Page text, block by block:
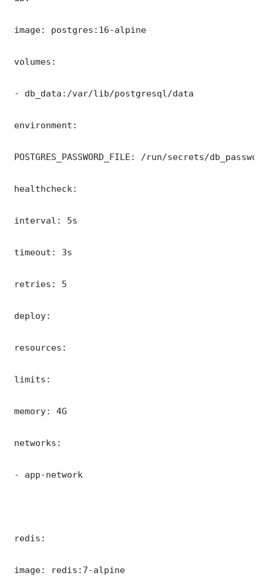
image: postgres:16-alpine
volumes:
- db_data:/var/lib/postgresql/data
environment:
POSTGRES_PASSWORD_FILE: /run/secrets/
healthcheck:
interval: 5s
timeout: 3s
retries: 5
deploy:
resources:
limits:
memory: 4G
networks:
- app-network
redis:
image: redis:7-alpine